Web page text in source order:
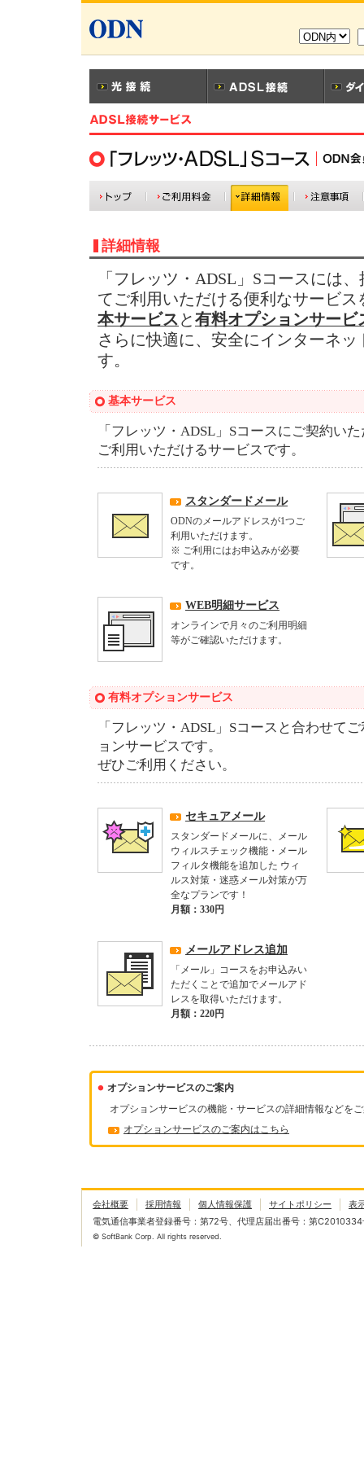
詳細情報
「フレッツ・ADSL」Sコースには
てご利用いただける便利なサービ
本サービス と有料オプションサービ
さらに快適に、安全にインターネ
す。
基本サービス
「フレッツ・ADSL」Sコースにご契約い
ご利用いただけるサービスです。
スタンダードメール
ODNのメールアドレスが1つご
利用いただけます。
※ ご利用にはお申込みが必要
です。
WEB明細サービス
オンラインで月々のご利用明細
等がご確認いただけます。
有料オプションサービス
「フレッツ・ADSL」Sコースと合わせて
ョンサービスです。
ぜひご利用ください。
セキュアメール
スタンダードメールに、メール
ウィルスチェック機能・メール
フィルタ機能を追加した ウィ
ルス対策・迷惑メール対策が万
全なプランです！
月額：330円
メールアドレス追加
「メール」コースをお申込みい
ただくことで追加でメールアド
レスを取得いただけます。
月額：220円
オプションサービスのご案内
オプションサービスの機能・サービスの詳細情報などを
オプションサービスのご案内はこちら
会社概要 採用情報 個人情報保護 サイトポリシー
表
電気通信事業者登録番号：第72号、代理店届出番号：第C2010334
© SoftBank Corp. All rights reserved.